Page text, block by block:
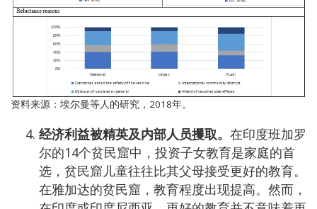
资料来源：埃尔曼等人的研究，2018年。
经济利益被精英及内部人员攫取。 在印度班加罗
尔的14个贫民窟中，投资子女教育是家庭的首
选，贫民窟儿童往往比其父母接受更好的教育。
在雅加达的贫民窟，教育程度出现提高。然而，